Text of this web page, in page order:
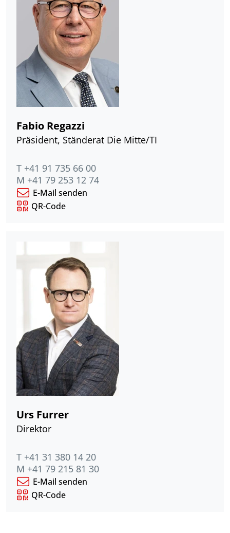
Fabio Regazzi
Präsident, Ständerat Die Mitte/TI
T +41 91 735 66 00
M +41 79 253 12 74
E-Mail senden
QR-Code
Urs Furrer
Direktor
T +41 31 380 14 20
M +41 79 215 81 30
E-Mail senden
QR-Code